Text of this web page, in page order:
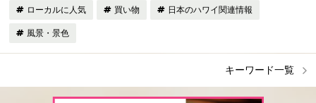
ローカルに人気 買い物 日本のハワイ関連情報
風景・景色
キーワード一覧